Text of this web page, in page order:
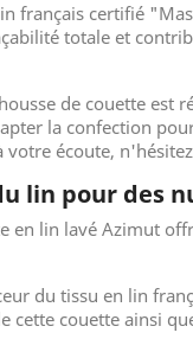
français certifié
totale et
de couette est
la confection
votre écoute,
lin pour des
en lin lavé Azimut
du tissu en lin
cette couette ainsi